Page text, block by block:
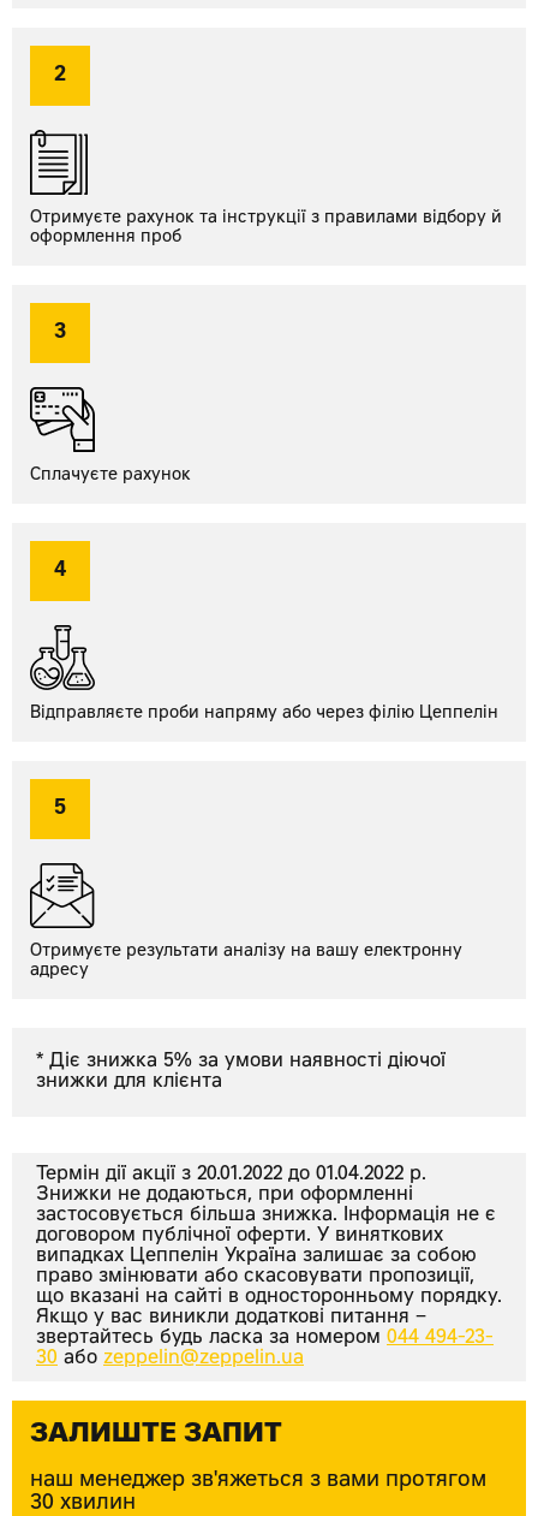
2
Отримуєте рахунок та інструкції з правилами відбору й
оформлення проб
3
Сплачуєте рахунок
4
Відправляєте проби напряму або через філію Цеппелін
5
Отримуєте результати аналізу на вашу електронну
адресу
* Діє знижка 5% за умови наявності діючої
знижки для клієнта
Термін дії акції з 20.01.2022 до 01.04.2022 р.
Знижки не додаються, при оформленні
застосовується більша знижка. Інформація не є
договором публічної оферти. У виняткових
випадках Цеппелін Україна залишає за собою
право змінювати або скасовувати пропозиції,
що вказані на сайті в односторонньому порядку.
Якщо у вас виникли додаткові питання –
звертайтесь будь ласка за номером 044 494-23-
30 або zeppelin@zeppelin.ua
ЗАЛИШТЕ ЗАПИТ
наш менеджер зв'яжеться з вами протягом
30 хвилин